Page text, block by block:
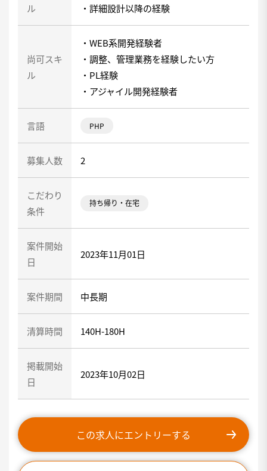
ル
・詳細設計以降の経験
尚可スキ
ル
・WEB系開発経験者
・調整、管理業務を経験したい方
・PL経験
・アジャイル開発経験者
言語 PHP
募集人数 2
こだわり
条件
持ち帰り・在宅
案件開始
日
2023年11月01日
案件期間 中長期
清算時間 140H-180H
掲載開始
日
2023年10月02日
この求人にエントリーする